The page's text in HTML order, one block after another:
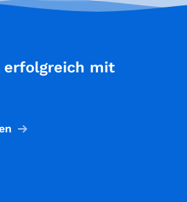
erfolgreich mit